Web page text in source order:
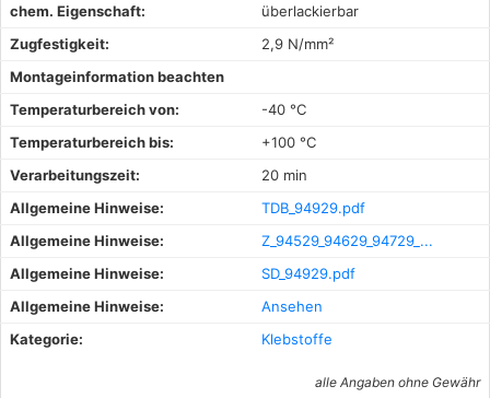
chem. Eigenschaft:
überlackierbar
Zugfestigkeit:
2,9 N/mm²
Montageinformation beachten
Temperaturbereich von:
-40 °C
Temperaturbereich bis:
+100 °C
Verarbeitungszeit:
20 min
Allgemeine Hinweise:
TDB_94929.pdf
Allgemeine Hinweise:
Z_94529_94629_94729_...
Allgemeine Hinweise:
SD_94929.pdf
Allgemeine Hinweise:
Ansehen
Kategorie:
Klebstoffe
alle Angaben ohne Gewähr